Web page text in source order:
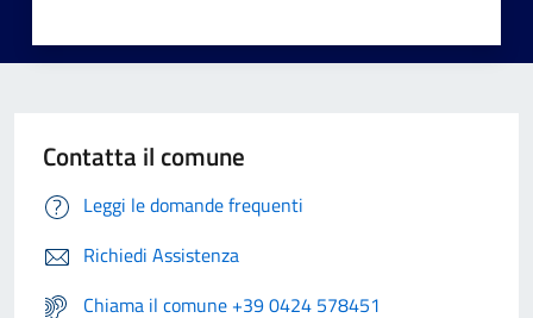
Contatta il comune
Leggi le domande frequenti
Richiedi Assistenza
Chiama il comune +39 0424 578451